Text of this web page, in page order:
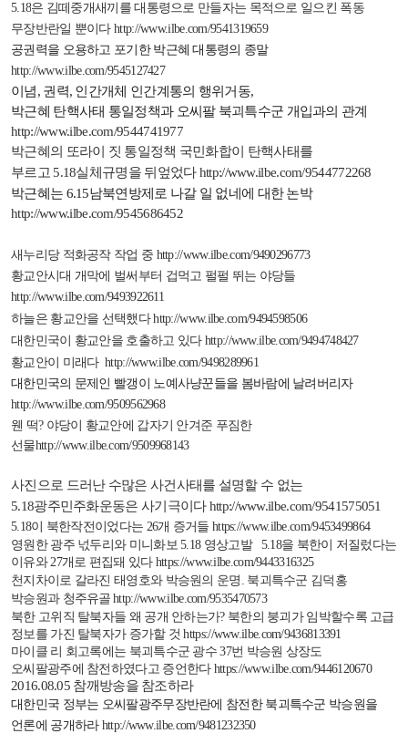
5.18은 김떼중개새끼를 대통령으로 만들자는 목적으로 일으킨 폭동
무장반란일 뿐이다 http://www.ilbe.com/9541319659
공권력을 오용하고 포기한 박근혜 대통령의 종말
http://www.ilbe.com/9545127427
이념, 권력, 인간개체 인간계통의 행위거동,
박근혜 탄핵사태 통일정책과 오씨팔 북괴특수군 개입과의 관계
http://www.ilbe.com/9544741977
박근혜의 또라이 짓 통일정책 국민화합이 탄핵사태를
부르고 5.18실체규명을 뒤엎었다 http://www.ilbe.com/9544772268
박근혜는 6.15남북연방제로 나갈 일 없네에 대한 논박
http://www.ilbe.com/9545686452
새누리당 적화공작 작업 중 http://www.ilbe.com/9490296773
황교안시대 개막에 벌써부터 겁먹고 펄펄 뛰는 야당들
http://www.ilbe.com/9493922611
하늘은 황교안을 선택했다 http://www.ilbe.com/9494598506
대한민국이 황교안을 호출하고 있다 http://www.ilbe.com/9494748427
황교안이 미래다 http://www.ilbe.com/9498289961
대한민국의 문제인 빨갱이 노예사냥꾼들을 봄바람에 날려버리자
http://www.ilbe.com/9509562968
웬 떡? 야당이 황교안에 갑자기 안겨준 푸짐한
선물http://www.ilbe.com/9509968143
사진으로 드러난 수많은 사건사태를 설명할 수 없는
5.18광주민주화운동은 사기극이다 http://www.ilbe.com/9541575051
5.18이 북한작전이었다는 26개 증거들 https://www.ilbe.com/9453499864
영원한 광주 넋두리와 미니화보5.18 영상고발5.18을 북한이 저질렀다는
이유와27개로 편집돼 있다 https://www.ilbe.com/9443316325
천지차이로 갈라진 태영호와 박승원의 운명 . 북괴특수군 김덕홍
박승원과 청주유골 http://www.ilbe.com/9535470573
북한 고위직 탈북자들 왜 공개 안하는가? 북한의 붕괴가 임박할수록 고급
정보를 가진 탈북자가 증가할 것https://www.ilbe.com/9436813391
마이클 리 회고록에는 북괴특수군 광수 37번 박승원 상장도
오씨팔광주에 참전하였다고 증언한다 https://www.ilbe.com/9446120670
2016.08.05 참깨방송을 참조하라
대한민국 정부는 오씨팔광주무장반란에 참전한 북괴특수군 박승원을
언론에 공개하라 http://www.ilbe.com/9481232350